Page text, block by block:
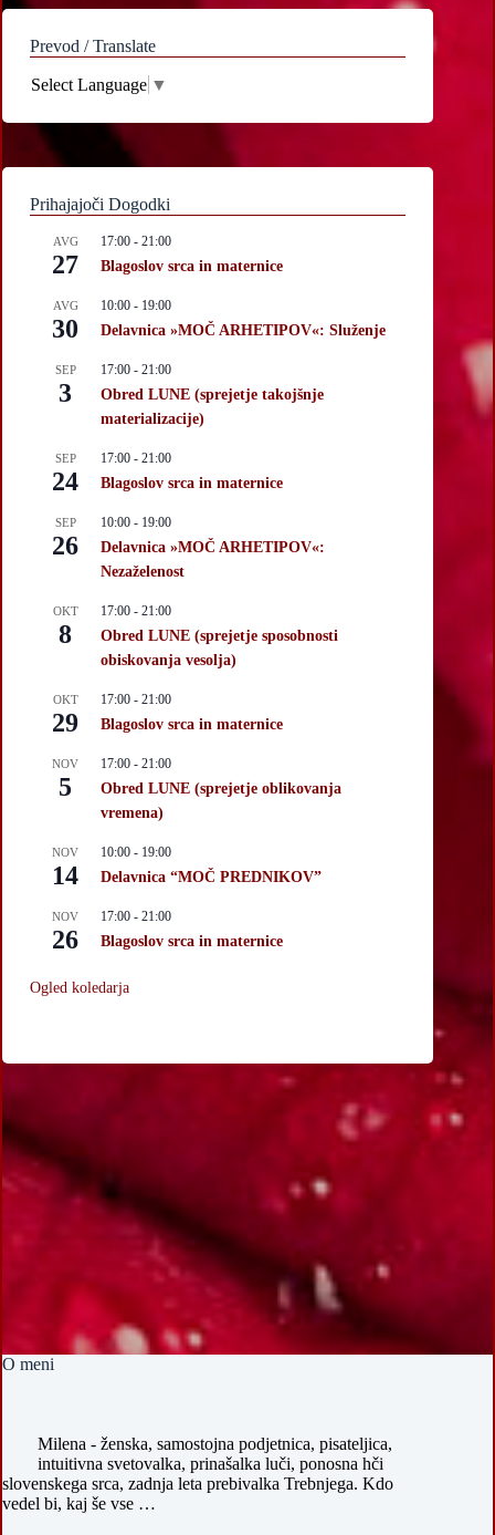
Prevod / Translate
Select Language ▼
Prihajajoči Dogodki
AVG
27
17:00 - 21:00
Blagoslov srca in maternice
AVG
30
10:00 - 19:00
Delavnica »MOČ ARHETIPOV«: Služenje
SEP
3
17:00 - 21:00
Obred LUNE (sprejetje takojšnje
materializacije)
SEP
24
17:00 - 21:00
Blagoslov srca in maternice
SEP
26
10:00 - 19:00
Delavnica »MOČ ARHETIPOV«:
Nezaželenost
OKT
8
17:00 - 21:00
Obred LUNE (sprejetje sposobnosti
obiskovanja vesolja)
OKT
29
17:00 - 21:00
Blagoslov srca in maternice
NOV
5
17:00 - 21:00
Obred LUNE (sprejetje oblikovanja
vremena)
NOV
14
10:00 - 19:00
Delavnica “MOČ PREDNIKOV”
NOV
26
17:00 - 21:00
Blagoslov srca in maternice
Ogled koledarja
O meni
Milena - ženska, samostojna podjetnica, pisateljica,
intuitivna svetovalka, prinašalka luči, ponosna hči
slovenskega srca, zadnja leta prebivalka Trebnjega. Kdo
vedel bi, kaj še vse …